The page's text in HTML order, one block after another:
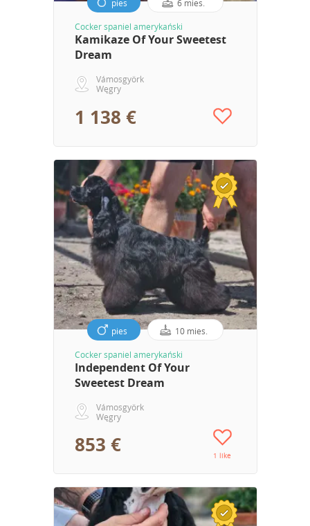
pies 6 mies.
Cocker spaniel amerykański
Kamikaze Of Your Sweetest
Dream
Vámosgyörk
Węgry
1 138 €
pies 10 mies.
Cocker spaniel amerykański
Independent Of Your
Sweetest Dream
Vámosgyörk
Węgry
853 € 1 like